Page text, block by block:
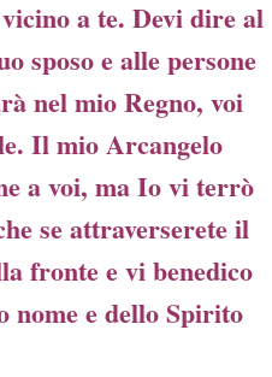
a te. Devi dire al
sposo e alle persone
nel mio Regno, voi
Il mio Arcangelo
a voi, ma Io vi terrò
se attraverserete il
fronte e vi benedico
nome e dello Spirito